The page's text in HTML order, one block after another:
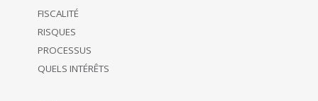
FISCALITÉ
RISQUES
PROCESSUS
QUELS INTÉRÊTS